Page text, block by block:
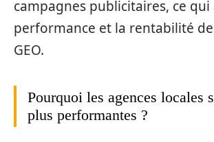
campagnes publicitaires, ce
performance et la rentabilité
GEO.
Pourquoi les agences locales
plus performantes ?